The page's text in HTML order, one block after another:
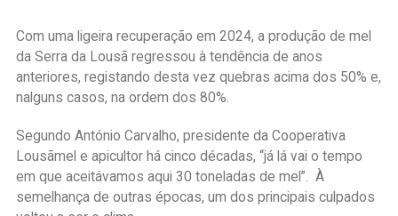
Com uma ligeira recuperação em 2024, a produção de mel
da Serra da Lousã regressou à tendência de anos
anteriores, registando desta vez quebras acima dos 50% e,
nalguns casos, na ordem dos 80%.
Segundo António Carvalho, presidente da Cooperativa
Lousãmel e apicultor há cinco décadas, “já lá vai o tempo
em que aceitávamos aqui 30 toneladas de mel”. À
semelhança de outras épocas, um dos principais culpados